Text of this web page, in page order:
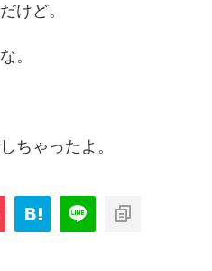
けど。
。
ちゃったよ。